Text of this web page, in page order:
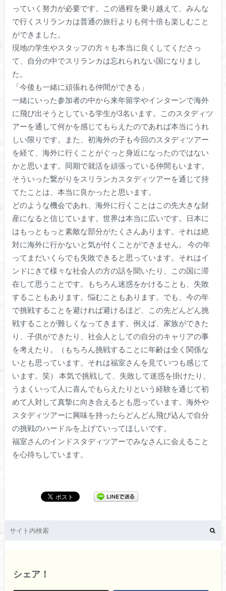
っていく努力が必要です。この過程を乗り越えて、みんな
で行くスリランカは普通の旅行よりも何十倍も楽しむこと
ができました。
現地の学生やスタッフの方々も本当に良くしてくださっ
て、自分の中でスリランカは忘れられない国になりまし
た。
「今後も一緒に頑張れる仲間ができる」
一緒にいった参加者の中から来年留学やインターンで海外
に飛び出そうとしている学生が3名います。このスタディツ
アーを通して何かを感じてもらえたのであれば本当にうれ
しい限りです。また、初海外の子も今回のスタディツアー
を経て、海外に行くことがぐっと身近になったのではない
かと思います。同期で就活を頑張っている仲間もいます。
そういった繋がりをスリランカスタディツアーを通じて持
てたことは、本当に良かったと思います。
どのような機会であれ、海外に行くことはこの先大きな財
産になると信じています。世界は本当に広いです。日本に
はもっともっと素敵な部分がたくさんあります。それは絶
対に海外に行かないと気が付くことができません。 今の年
ってまだいくらでも失敗できると思っています。それはイ
ンドにきて様々な社会人の方の話を聞いたり、この国に滞
在して思うことです。もちろん迷惑をかけることも、失敗
することもあります。悩むこともあります。でも、今の年
で挑戦することを避ければ避けるほど、この先どんどん挑
戦することが難しくなってきます。例えば、家族ができた
り、子供ができたり、社会人としての自分のキャリアの事
を考えたり。（もちろん挑戦することに年齢は全く関係な
いとも思っています。それは福室さんを見ていつも感じて
います。笑） 本気で挑戦して、失敗して迷惑を掛けたり、
うまくいって人に喜んでもらえたりという経験を通じて初
めて人対して真摯に向き合えるとも思っています。海外や
スタディツアーに興味を持ったらどんどん飛び込んで自分
の挑戦のハードルを上げていってほしいです。
福室さんのインドスタディツアーでみなさんに会えること
を心待ちしています。
シェア！